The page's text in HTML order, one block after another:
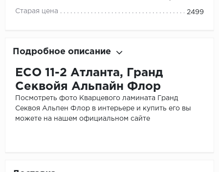
Старая цена 2499
Подробное описание
ЕСО 11-2 Атланта, Гранд
Секвойя Альпайн Флор
Посмотреть фото Кварцевого ламината Гранд
Секвоя Альпен Флор в интерьере и купить его вы
можете на нашем официальном сайте